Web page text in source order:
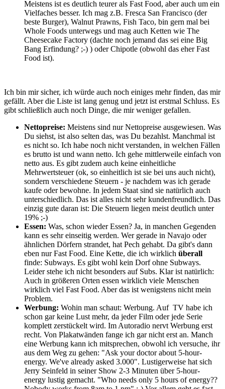
Meistens ist es deutlich teurer als Fast Food, aber auch um ein
Vielfaches besser. Ich mag z.B. Fresca San Francisco (der
beste Burger), Walnut Prawns, Fish Taco, bin gern mal bei
Whole Foods unterwegs und mag auch Ketten wie The
Cheesecake Factory (dachte noch jemand das sei eine Big
Bang Erfindung? ;-) ) oder Chipotle (obwohl das eher Fast
Food ist).
Ich bin mir sicher, ich würde auch noch einiges mehr finden, das mir
gefällt. Aber die Liste ist lang genug und jetzt ist erstmal Schluss. Es
gibt schließlich auch noch Dinge, die mir weniger gefallen.
Nettopreise: Meistens sind nur Nettopreise ausgewiesen. Was
Du siehst, ist also selten das, was Du bezahlst. Manchmal ist
es nicht so. Ich habe noch nicht verstanden, in welchen Fällen
es brutto ist und wann netto. Ich gehe mittlerweile einfach von
netto aus. Es gibt zudem auch keine einheitliche
Mehrwertsteuer (ok, so einheitlich ist sie bei uns auch nicht),
sondern verschiedene Steuern - je nachdem was ich gerade
kaufe oder bewohne. In jedem Staat sind sie natürlich auch
unterschiedlich. Das ist alles nicht sehr kundenfreundlich. Das
einzig gute daran ist: Die Steuern liegen meist deutlich unter
19% ;-)
Essen: Was, schon wieder Essen? Ja, in manchen Gegenden
kann es sehr einseitig werden. Wer gerade in Navajo oder
ähnlichen Dörfern strandet, hat Pech gehabt. Da gibt's dann
eben nur Fast Food. Eine Kette, die ich wirklich überall
finde: Subways. Es gibt wohl kein Dorf ohne Subways.
Leider stehe ich nicht besonders auf Subs. Klar ist natürlich:
Auch in größeren Orten essen wirklich viele Menschen
wirklich viel Fast Food. Aber das ist wenigstens nicht mein
Problem.
Werbung: Wohin man schaut: Werbung. Auf TV habe ich
schon gar keine Lust mehr, da jeder Film oder jede Serie
komplett zerstückelt wird. Im Autoradio nervt Werbung erst
recht. Von Plakatwänden fange ich gar nicht erst an. Manch
eine Werbung kann ich mitsprechen, obwohl ich versuche, ihr
aus dem Weg zu gehen: "Ask your doctor about 5-hour-
energy. We've already asked 3.000". Lustigerweise hat sich
Jerry Seinfeld in seiner Show 2-3 Minuten über 5-hour-
energy lustig gemacht. "Who needs only 5 hours of energy??